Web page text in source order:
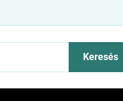
Keresés